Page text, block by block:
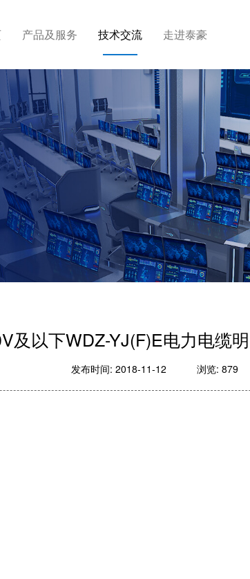
产品及服务 技术交流 走进泰豪
及以下WDZ-YJ(F)E电力电缆
发布时间: 2018-11-12 浏览: 879